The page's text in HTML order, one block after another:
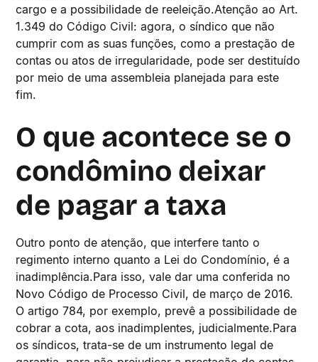
cargo e a possibilidade de reeleição.Atenção ao Art.
1.349 do Código Civil: agora, o síndico que não
cumprir com as suas funções, como a prestação de
contas ou atos de irregularidade, pode ser destituído
por meio de uma assembleia planejada para este
fim.
O que acontece se o
condômino deixar
de pagar a taxa
Outro ponto de atenção, que interfere tanto o
regimento interno quanto a Lei do Condomínio, é a
inadimplência.Para isso, vale dar uma conferida no
Novo Código de Processo Civil, de março de 2016.
O artigo 784, por exemplo, prevê a possibilidade de
cobrar a cota, aos inadimplentes, judicialmente.Para
os síndicos, trata-se de um instrumento legal de